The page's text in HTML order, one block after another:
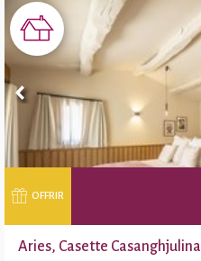
OFFRIR
Aries, Casette Casanghjulina